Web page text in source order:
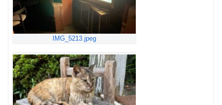
IMG_5213.jpeg